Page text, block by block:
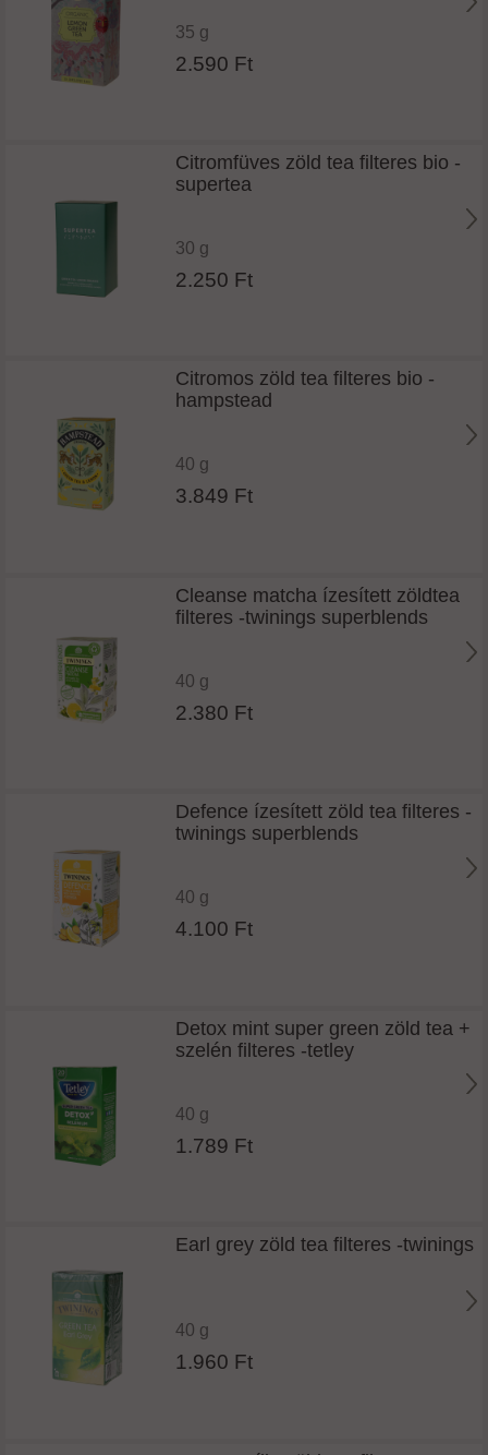
35 g
2.590 Ft
Citromfüves zöld tea filteres bio -
supertea
30 g
2.250 Ft
Citromos zöld tea filteres bio -
hampstead
40 g
3.849 Ft
Cleanse matcha ízesített zöldtea
filteres -twinings superblends
40 g
2.380 Ft
Defence ízesített zöld tea filteres -
twinings superblends
40 g
4.100 Ft
Detox mint super green zöld tea +
szelén filteres -tetley
40 g
1.789 Ft
Earl grey zöld tea filteres -twinings
40 g
1.960 Ft